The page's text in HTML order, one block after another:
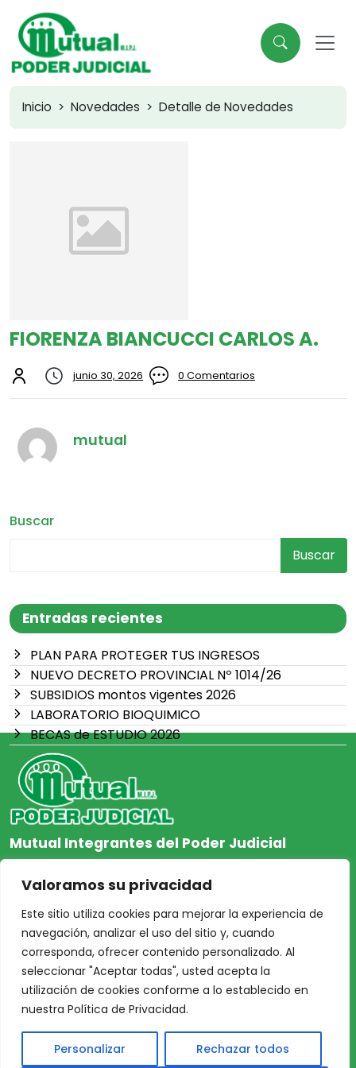
Valoramos su privacidad
Este sitio utiliza cookies para mejorar la experiencia de
navegación, analizar el uso del sitio y, cuando
corresponda, ofrecer contenido personalizado. Al
seleccionar "Aceptar todas", usted acepta la
utilización de cookies conforme a lo establecido en
nuestra Política de Privacidad.
Personalizar Rechazar todos
Buscar
Buscar
Entradas recientes
PLAN PARA PROTEGER TUS INGRESOS
NUEVO DECRETO PROVINCIAL Nº 1014/26
SUBSIDIOS montos vigentes 2026
LABORATORIO BIOQUIMICO
BECAS de ESTUDIO 2026
Inicio Novedades Detalle de Novedades
FIORENZA BIANCUCCI CARLOS A.
junio 30, 2026 0 Comentarios
mutual
Mutual Integrantes del Poder Judicial
afiliacion@mjpj.org.ar
+54 9 342 467-4510
NOSOTROS
Inicio
Acceso Asociados
Nosotros
CENTRO DE AYUDA
Protección de Datos
Personales